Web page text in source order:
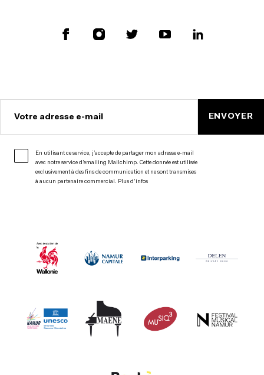
Votre adresse e-mail
En utilisant ce service, j’accepte de partager mon adresse e-mail
avec notre service d’emailing Mailchimp. Cette donnée est utilisée
exclusivement à des fins de communication et ne sont transmises
à aucun partenaire commercial. Plus d’infos
ENVOYER